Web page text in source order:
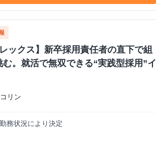
ックス】新卒採用責任者の直下で組
。就活で無双できる“実践型採用”イ
リン
務状況により決定